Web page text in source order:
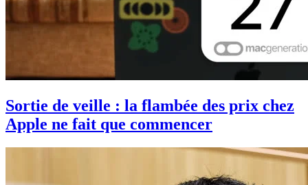
Sortie de veille : la flambée des prix chez
Apple ne fait que commencer